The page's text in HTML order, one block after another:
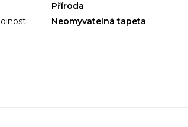
Příroda
Neomyvatelná tapeta